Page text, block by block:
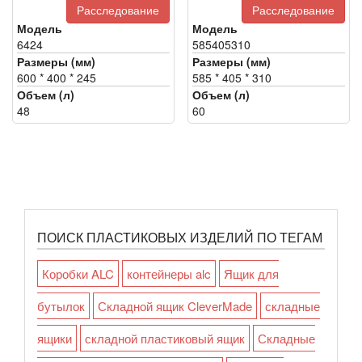
Расследование
Модель
6424
Размеры (мм)
600 * 400 * 245
Объем (л)
48
Расследование
Модель
585405310
Размеры (мм)
585 * 405 * 310
Объем (л)
60
ПОИСК ПЛАСТИКОВЫХ ИЗДЕЛИЙ ПО ТЕГАМ
Коробки ALC контейнеры alc
Ящик для
бутылок
Складной ящик CleverMade
складные
ящики
складной пластиковый ящик Складные